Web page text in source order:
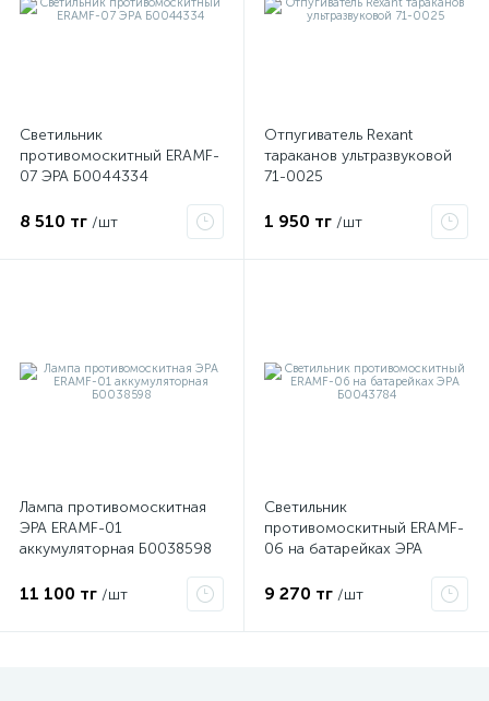
Светильник
противомоскитный ERAMF-
07 ЭРА Б0044334
8 510 тг /шт
Отпугиватель Rexant
тараканов ультразвуковой
71-0025
1 950 тг /шт
Лампа противомоскитная
ЭРА ERAMF-01
аккумуляторная Б0038598
11 100 тг /шт
Светильник
противомоскитный ERAMF-
06 на батарейках ЭРА
9 270 тг /шт